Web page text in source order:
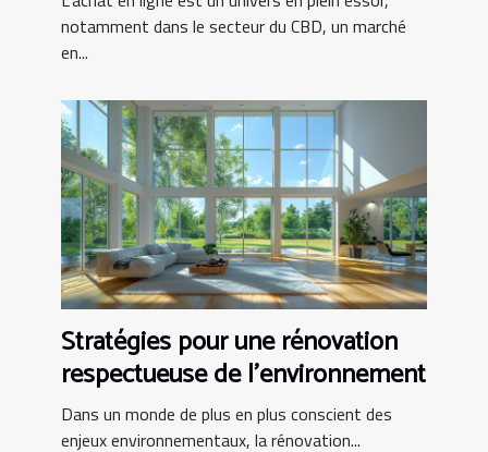
notamment dans le secteur du CBD, un marché
en...
Stratégies pour une rénovation
respectueuse de l'environnement
Dans un monde de plus en plus conscient des
enjeux environnementaux, la rénovation...